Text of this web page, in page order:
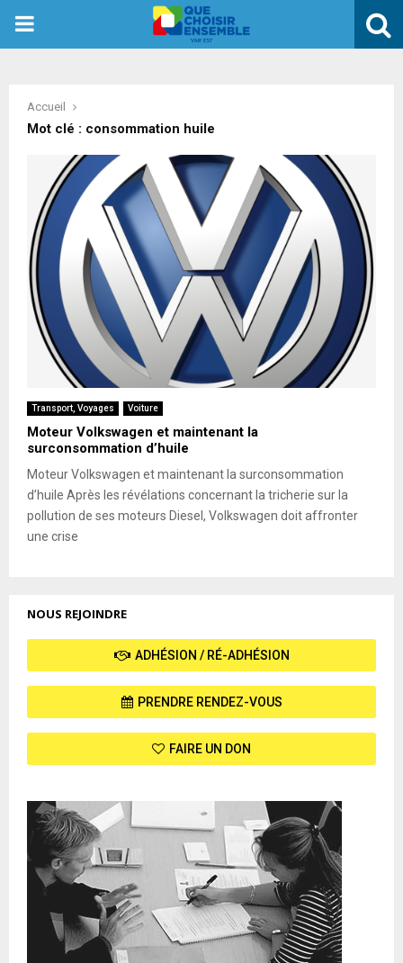
PRIMARY
Accueil
Mot clé : consommation huile
Transport, Voyages Voiture
Moteur Volkswagen et maintenant la
surconsommation d’huile
Moteur Volkswagen et maintenant la surconsommation
d’huile Après les révélations concernant la tricherie sur la
pollution de ses moteurs Diesel, Volkswagen doit affronter
une crise
NOUS REJOINDRE
ADHÉSION / RÉ-ADHÉSION
PRENDRE RENDEZ-VOUS
FAIRE UN DON